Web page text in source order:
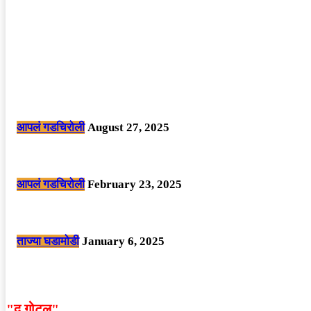
आपलं गडचिरोली August 27, 2025
आपलं गडचिरोली February 23, 2025
ताज्या घडामोडी January 6, 2025